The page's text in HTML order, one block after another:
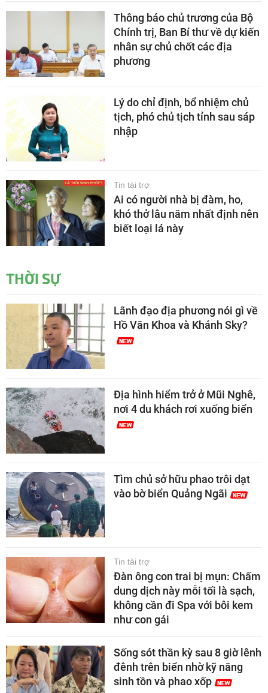
Thông báo chủ trương của Bộ
Chính trị, Ban Bí thư về dự kiến
nhân sự chủ chốt các địa
phương
Lý do chỉ định, bổ nhiệm chủ
tịch, phó chủ tịch tỉnh sau sáp
nhập
Tin tài trợ
Ai có người nhà bị đàm, ho,
khó thở lâu năm nhất định nên
biết loại lá này
THỜI SỰ
Lãnh đạo địa phương nói gì về
Hồ Văn Khoa và Khánh Sky?
Địa hình hiểm trở ở Mũi Nghê,
nơi 4 du khách rơi xuống biển
Tìm chủ sở hữu phao trôi dạt
vào bờ biển Quảng Ngãi
Tin tài trợ
Đàn ông con trai bị mụn: Chấm
dung dịch này mỗi tối là sạch,
không cần đi Spa với bôi kem
như con gái
Sống sót thần kỳ sau 8 giờ lênh
đênh trên biển nhờ kỹ năng
sinh tồn và phao xốp